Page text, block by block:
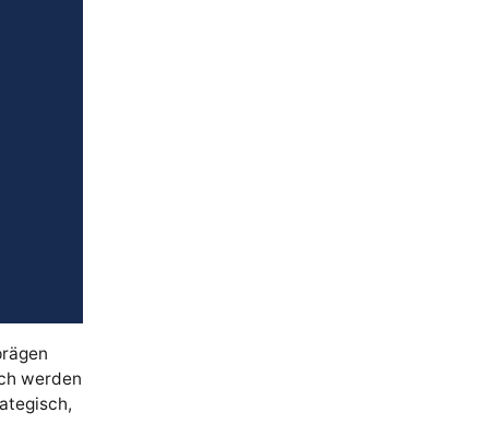
werden